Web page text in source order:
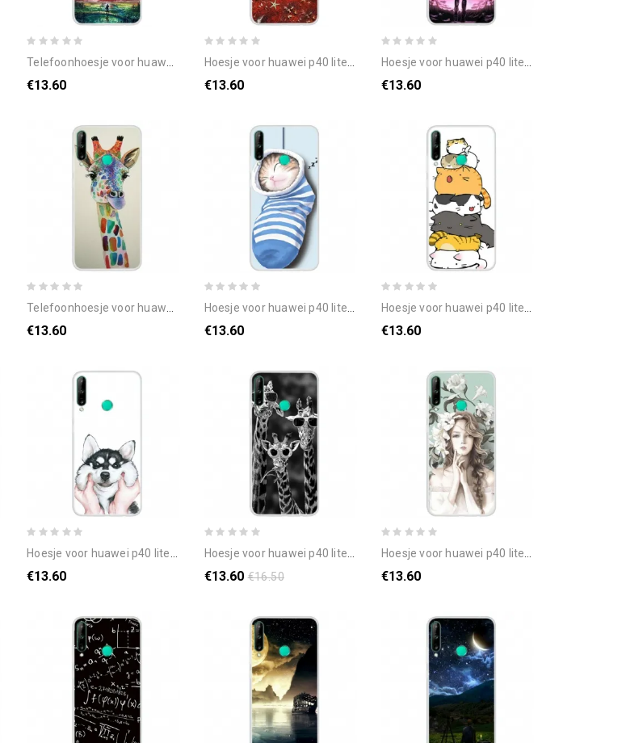
telefoonhoesje voor huawei p40 lite e / huawei y7p natuurparadijs
€13.60
hoesje voor huawei p40 lite e / huawei y7p vrouw op zee
€13.60
hoesje voor huawei p40 lite e / huawei y7p magische volle maan
€13.60
telefoonhoesje voor huawei p40 lite e / huawei y7p kleurrijke giraf
€13.60
hoesje voor huawei p40 lite e / huawei y7p slapende kitten
€13.60
hoesje voor huawei p40 lite e / huawei y7p stapel cartoon katten
€13.60
hoesje voor huawei p40 lite e / huawei y7p wolfenkop
€13.60
hoesje voor huawei p40 lite e / huawei y7p giraffen met bril
€13.60 €16.50
hoesje voor huawei p40 lite e / huawei y7p de bloemenvrouw
€13.60